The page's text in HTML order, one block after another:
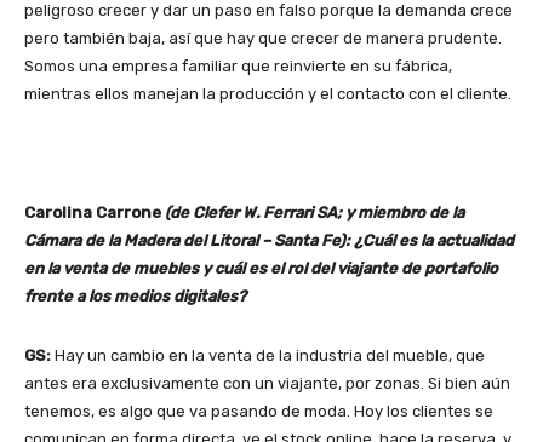
peligroso crecer y dar un paso en falso porque la demanda crece
pero también baja, así que hay que crecer de manera prudente.
Somos una empresa familiar que reinvierte en su fábrica,
mientras ellos manejan la producción y el contacto con el cliente.
Carolina Carrone (de Clefer W. Ferrari SA; y miembro de la
Cámara de la Madera del Litoral – Santa Fe): ¿Cuál es la actualidad
en la venta de muebles y cuál es el rol del viajante de portafolio
frente a los medios digitales?
GS: Hay un cambio en la venta de la industria del mueble, que
antes era exclusivamente con un viajante, por zonas. Si bien aún
tenemos, es algo que va pasando de moda. Hoy los clientes se